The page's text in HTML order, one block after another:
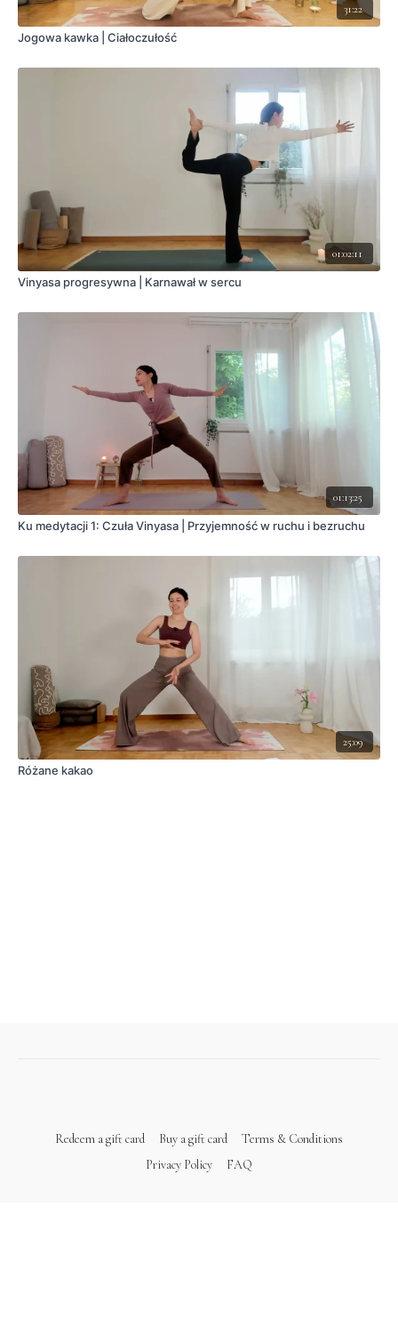
31:22
Jogowa kawka | Ciałoczułość
01:02:11
Vinyasa progresywna | Karnawał w sercu
01:13:25
Ku medytacji 1: Czuła Vinyasa | Przyjemność w ruchu i bezruchu
25:09
Różane kakao
Redeem a gift card Buy a gift card
Terms & Conditions
Privacy Policy
FAQ